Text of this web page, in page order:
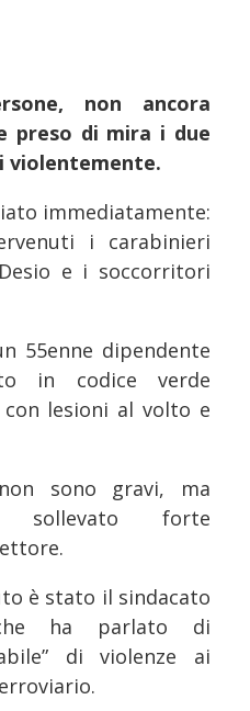
non ancora
preso di mira i due
violentemente.
immediatamente:
i carabinieri
e i soccorritori
55enne dipendente
in codice verde
con lesioni al volto e
sono gravi, ma
sollevato forte
è stato il sindacato
che ha parlato di
di violenze ai